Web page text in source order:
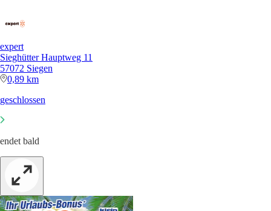
expert
Sieghütter Hauptweg 11
57072 Siegen
0,89 km
geschlossen
endet bald